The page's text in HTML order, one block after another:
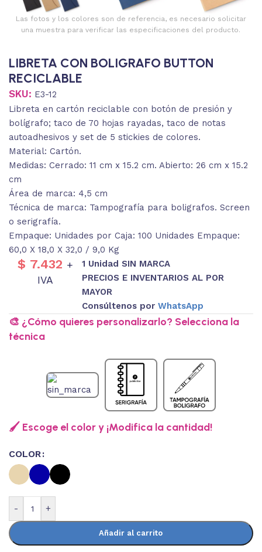
Las fotos y los colores son de referencia, es necesario solicitar
una muestra para verificar las especificaciones del producto.
LIBRETA CON BOLIGRAFO BUTTON
RECICLABLE
SKU: E3-12
Libreta en cartón reciclable con botón de presión y
bolígrafo; taco de 70 hojas rayadas, taco de notas
autoadhesivos y set de 5 stickies de colores.
Material: Cartón.
Medidas: Cerrado: 11 cm x 15.2 cm. Abierto: 26 cm x 15.2
cm
Área de marca: 4,5 cm
Técnica de marca: Tampografía para boligrafos. Screen
o serigrafía.
Empaque: Unidades por Caja: 100 Unidades Empaque:
60,0 X 18,0 X 32,0 / 9,0 Kg
$ 7.432 +
IVA
1 Unidad SIN MARCA
PRECIOS E INVENTARIOS AL POR
MAYOR
Consúltenos por WhatsApp
🎨 ¿Cómo quieres personalizarlo? Selecciona la
técnica
🖌️ Escoge el color y ¡Modifica la cantidad!
COLOR
- +
Añadir al carrito